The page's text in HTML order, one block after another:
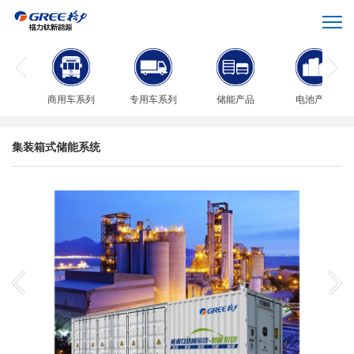
商用车系列 专用车系列 储能产品 电池产品
集装箱式储能系统